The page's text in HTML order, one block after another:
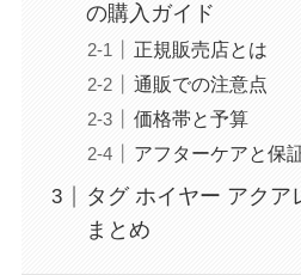
の購入ガイド
正規販売店とは
通販での注意点
価格帯と予算
アフターケアと保
タグ ホイヤー アクア
まとめ